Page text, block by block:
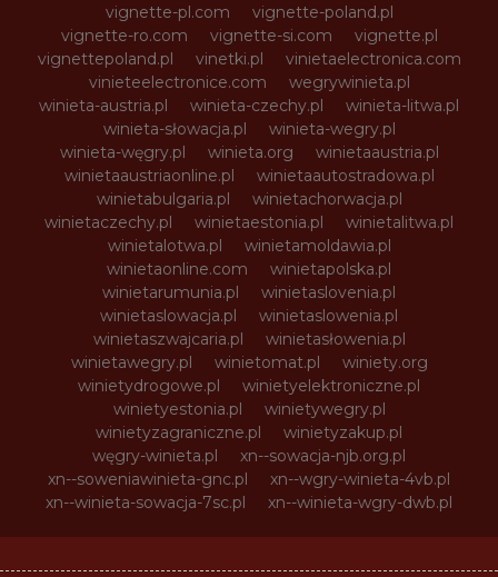
vignette-pl.com
vignette-poland.pl
vignette-ro.com
vignette-si.com
vignette.pl
vignettepoland.pl
vinetki.pl
vinietaelectronica.com
vinieteelectronice.com
wegrywinieta.pl
winieta-austria.pl
winieta-czechy.pl
winieta-litwa.pl
winieta-słowacja.pl
winieta-wegry.pl
winieta-węgry.pl
winieta.org
winietaaustria.pl
winietaaustriaonline.pl
winietaautostradowa.pl
winietabulgaria.pl
winietachorwacja.pl
winietaczechy.pl
winietaestonia.pl
winietalitwa.pl
winietalotwa.pl
winietamoldawia.pl
winietaonline.com
winietapolska.pl
winietarumunia.pl
winietaslovenia.pl
winietaslowacja.pl
winietaslowenia.pl
winietaszwajcaria.pl
winietasłowenia.pl
winietawegry.pl
winietomat.pl
winiety.org
winietydrogowe.pl
winietyelektroniczne.pl
winietyestonia.pl
winietywegry.pl
winietyzagraniczne.pl
winietyzakup.pl
węgry-winieta.pl
xn--sowacja-njb.org.pl
xn--soweniawinieta-gnc.pl
xn--wgry-winieta-4vb.pl
xn--winieta-sowacja-7sc.pl
xn--winieta-wgry-dwb.pl